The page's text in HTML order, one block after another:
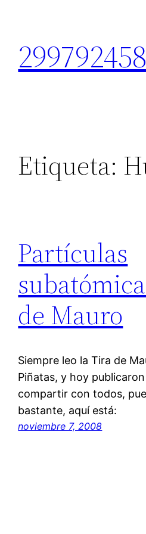
contenido
299792458
Etiqueta:
Partículas
de Mauro
Siempre leo la Tira de
Piñatas, y hoy
compartir con todos,
bastante, aquí está:
noviembre 7, 2008